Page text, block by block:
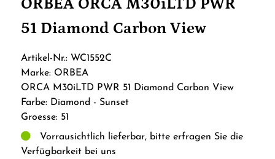
ORBEA ORCA M30iLTD PWR
51 Diamond Carbon View
Artikel-Nr.: WC1552C
Marke: ORBEA
ORCA M30iLTD PWR 51 Diamond Carbon View
Farbe: Diamond - Sunset
Groesse: 51
Vorrausichtlich lieferbar, bitte erfragen Sie die
Verfügbarkeit bei uns